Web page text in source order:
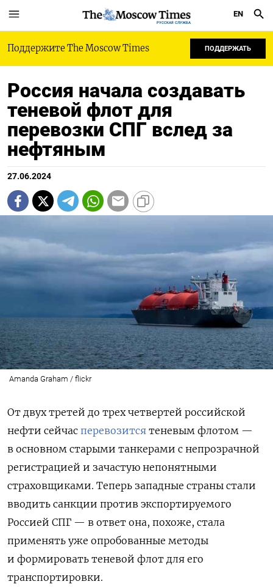
РУССКАЯ СЛУЖБА
EN
Поддержите The Moscow Times ПОДДЕРЖАТЬ
Россия начала создавать
теневой флот для
перевозки СПГ вслед за
нефтяным
27.06.2024
Amanda Graham / flickr
От двух третей до трех четвертей российской
нефти сейчас перевозится теневым флотом —
в основном старыми танкерами с непрозрачной
регистрацией и зачастую непонятными
страховщиками. Теперь западные страны стали
вводить санкции против экспортируемого
Россией СПГ — в ответ она, похоже, стала
применять уже опробованные методы
и формировать теневой флот для его
транспортировки.